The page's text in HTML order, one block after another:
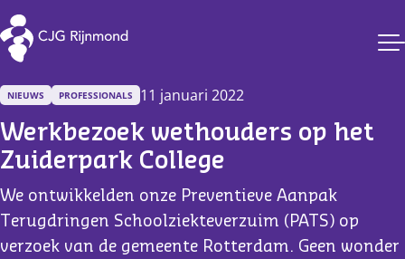
CJG Rijnmond
NIEUWS PROFESSIONALS 11 januari 2022
Werkbezoek wethouders op het
Zuiderpark College
We ontwikkelden onze Preventieve Aanpak
Terugdringen Schoolziekteverzuim (PATS) op
verzoek van de gemeente Rotterdam. Geen wonder